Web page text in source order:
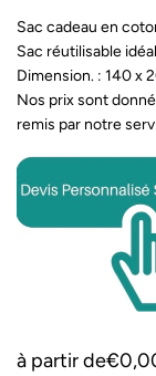
Sac cadeau en
Sac réutilisable
Dimension. : 140 x
Nos prix sont
remis par notre
à partir de